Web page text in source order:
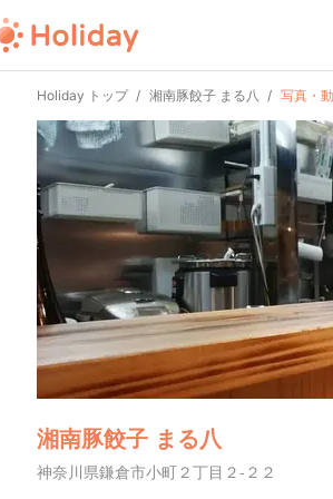
Holiday トップ 湘南豚餃子 まる八 写真・
湘南豚餃子 まる八
神奈川県鎌倉市小町２丁目２-２２